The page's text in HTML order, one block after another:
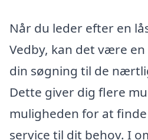
Når du leder efter en
Vedby, kan det være
din søgning til de
Dette giver dig flere
muligheden for at
service til dit behov. I